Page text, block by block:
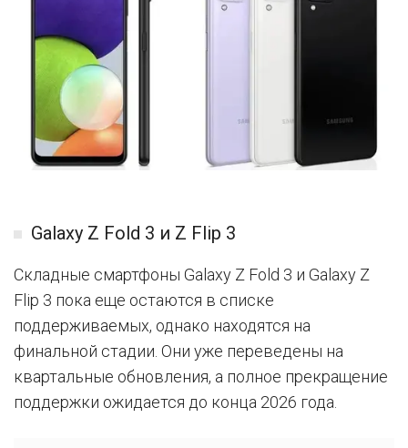
Galaxy Z Fold 3 и Z Flip 3
Складные смартфоны Galaxy Z Fold 3 и Galaxy Z
Flip 3 пока еще остаются в списке
поддерживаемых, однако находятся на
финальной стадии. Они уже переведены на
квартальные обновления, а полное прекращение
поддержки ожидается до конца 2026 года.